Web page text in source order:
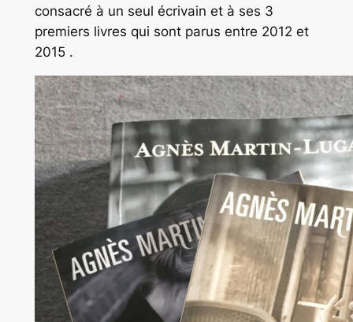
consacré à un seul écrivain et à ses 3
premiers livres qui sont parus entre 2012 et
2015 .